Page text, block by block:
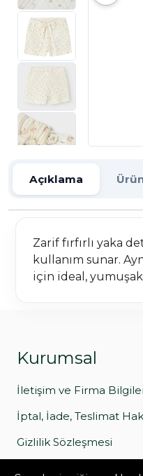
Açıklama
Zarif fırfırlı yaka
kullanım sunar.
için ideal,
Kurumsal
İletişim ve Firma
İptal, İade, Teslimat
Gizlilik Sözleşmesi